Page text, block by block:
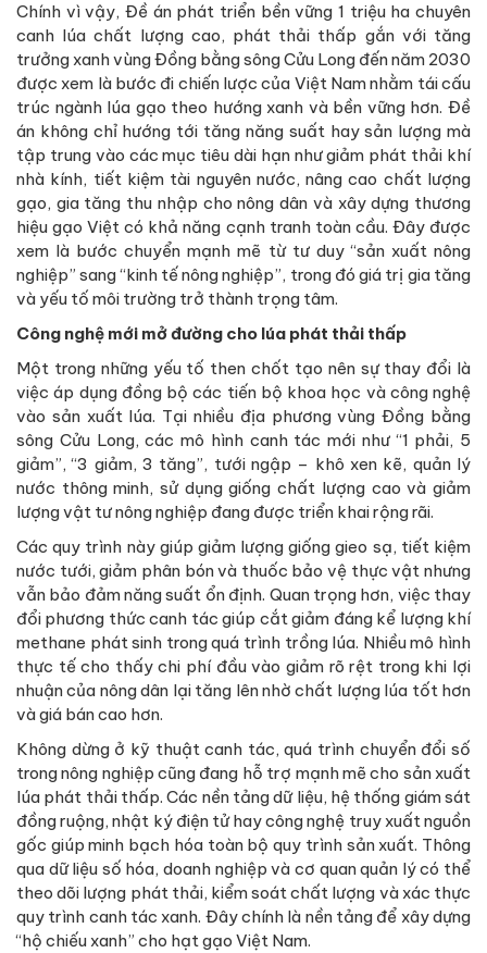
Chính vì vậy, Đề án phát triển bền vững 1 triệu ha chuyên
canh lúa chất lượng cao, phát thải thấp gắn với tăng
trưởng xanh vùng Đồng bằng sông Cửu Long đến năm 2030
được xem là bước đi chiến lược của Việt Nam nhằm tái cấu
trúc ngành lúa gạo theo hướng xanh và bền vững hơn. Đề
án không chỉ hướng tới tăng năng suất hay sản lượng mà
tập trung vào các mục tiêu dài hạn như giảm phát thải khí
nhà kính, tiết kiệm tài nguyên nước, nâng cao chất lượng
gạo, gia tăng thu nhập cho nông dân và xây dựng thương
hiệu gạo Việt có khả năng cạnh tranh toàn cầu. Đây được
xem là bước chuyển mạnh mẽ từ tư duy “sản xuất nông
nghiệp” sang “kinh tế nông nghiệp”, trong đó giá trị gia tăng
và yếu tố môi trường trở thành trọng tâm.
Công nghệ mới mở đường cho lúa phát thải thấp
Một trong những yếu tố then chốt tạo nên sự thay đổi là
việc áp dụng đồng bộ các tiến bộ khoa học và công nghệ
vào sản xuất lúa. Tại nhiều địa phương vùng Đồng bằng
sông Cửu Long, các mô hình canh tác mới như “1 phải, 5
giảm”, “3 giảm, 3 tăng”, tưới ngập – khô xen kẽ, quản lý
nước thông minh, sử dụng giống chất lượng cao và giảm
lượng vật tư nông nghiệp đang được triển khai rộng rãi.
Các quy trình này giúp giảm lượng giống gieo sạ, tiết kiệm
nước tưới, giảm phân bón và thuốc bảo vệ thực vật nhưng
vẫn bảo đảm năng suất ổn định. Quan trọng hơn, việc thay
đổi phương thức canh tác giúp cắt giảm đáng kể lượng khí
methane phát sinh trong quá trình trồng lúa. Nhiều mô hình
thực tế cho thấy chi phí đầu vào giảm rõ rệt trong khi lợi
nhuận của nông dân lại tăng lên nhờ chất lượng lúa tốt hơn
và giá bán cao hơn.
Không dừng ở kỹ thuật canh tác, quá trình chuyển đổi số
trong nông nghiệp cũng đang hỗ trợ mạnh mẽ cho sản xuất
lúa phát thải thấp. Các nền tảng dữ liệu, hệ thống giám sát
đồng ruộng, nhật ký điện tử hay công nghệ truy xuất nguồn
gốc giúp minh bạch hóa toàn bộ quy trình sản xuất. Thông
qua dữ liệu số hóa, doanh nghiệp và cơ quan quản lý có thể
theo dõi lượng phát thải, kiểm soát chất lượng và xác thực
quy trình canh tác xanh. Đây chính là nền tảng để xây dựng
“hộ chiếu xanh” cho hạt gạo Việt Nam.